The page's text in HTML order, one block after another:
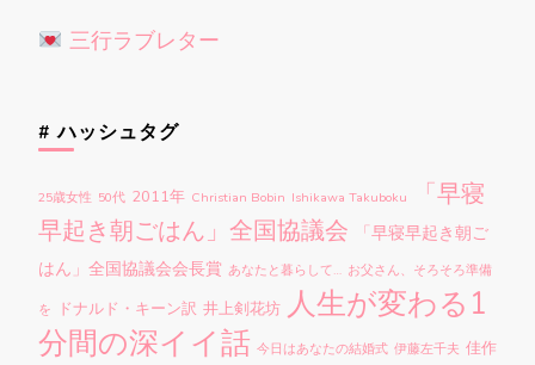
三行ラブレター
# ハッシュタグ
25歳女性 50代 2011年 Christian Bobin Ishikawa Takuboku
「早寝
早起き朝ごはん」全国協議会
「早寝早起き朝ご
はん」全国協議会会長賞 あなたと暮らして… お父さん、そろそろ準備
を ドナルド・キーン訳 井上剣花坊 人生が変わる1
分間の深イイ話 今日はあなたの結婚式 伊藤左千夫 佳作